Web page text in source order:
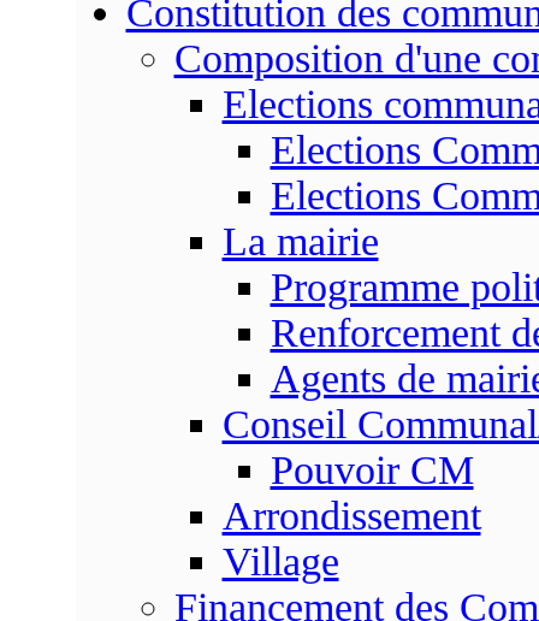
Constitution des
Composition d'une
Elections
Elections
Elections
La mairie
Programme
Renforcement
Agents de
Conseil
Pouvoir CM
Arrondissement
Village
Financement des